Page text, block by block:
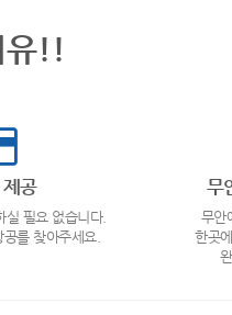
유!!
공
실 필요 없습니다.
를 찾아주세요.
무
무안
한곳